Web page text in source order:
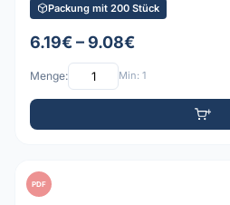
Packung mit 200 Stück
6.19€ – 9.08€
Menge: Min: 1
PDF